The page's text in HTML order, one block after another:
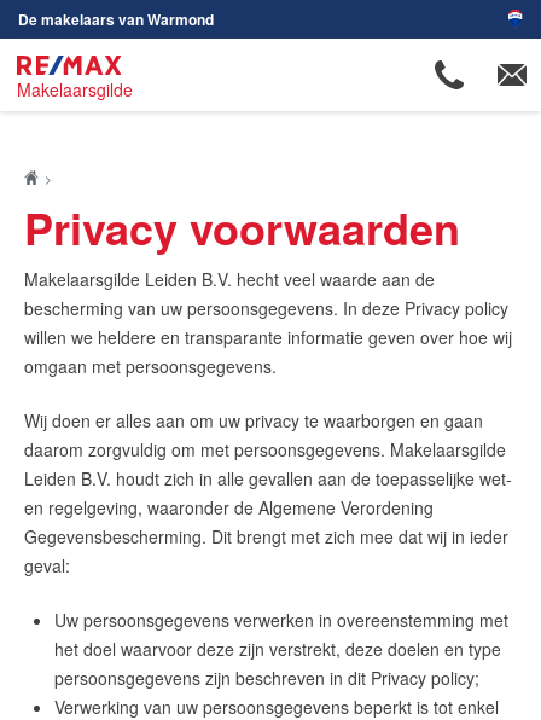
De makelaars van Warmond
Makelaarsgilde
Maak een afspraak
RE/MAX Makelaarsgilde
+31 (0)71 516 23 70
English?
Privacy voorwaarden
Makelaarsgilde Leiden B.V. hecht veel waarde aan de
bescherming van uw persoonsgegevens. In deze Privacy policy
willen we heldere en transparante informatie geven over hoe wij
omgaan met persoonsgegevens.
Wij doen er alles aan om uw privacy te waarborgen en gaan
daarom zorgvuldig om met persoonsgegevens. Makelaarsgilde
Leiden B.V. houdt zich in alle gevallen aan de toepasselijke wet-
en regelgeving, waaronder de Algemene Verordening
Gegevensbescherming. Dit brengt met zich mee dat wij in ieder
geval:
Uw persoonsgegevens verwerken in overeenstemming met
het doel waarvoor deze zijn verstrekt, deze doelen en type
persoonsgegevens zijn beschreven in dit Privacy policy;
Verwerking van uw persoonsgegevens beperkt is tot enkel